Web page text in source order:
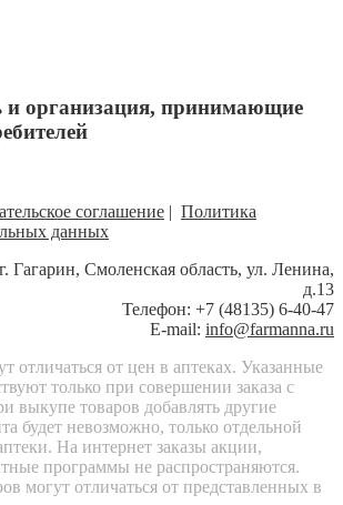
и организация, принимающие
соглашение | Политика
данных
Гагарин, Смоленская область, ул. Ленина,
д.13
Телефон: +7 (48135) 6-40-47
E-mail: info@farmanna.ru
отличаться от цен в аптеках. Указанные
только при совершении заказа с
выкупе товаров добавлять другие
будет невозможно, только отдельной
На интернет заказы акции,
программы не распространяются.
могут отличаться от представленных в